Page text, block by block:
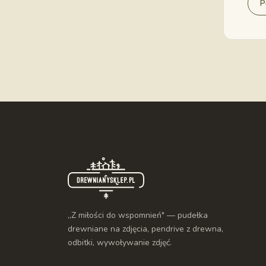
„Z miłości do wspomnień" — pudełka
drewniane na zdjęcia, pendrive z drewna,
odbitki, wywoływanie zdjęć.